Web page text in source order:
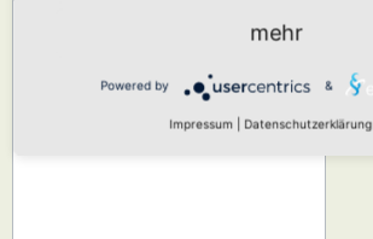
mehr
Powered by &
Impressum Datenschutzerklärung